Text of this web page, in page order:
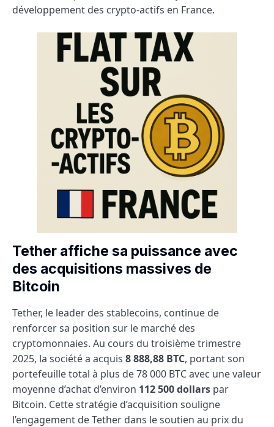
développement des crypto-actifs en France.
Tether affiche sa puissance avec
des acquisitions massives de
Bitcoin
Tether, le leader des stablecoins, continue de
renforcer sa position sur le marché des
cryptomonnaies. Au cours du troisième trimestre
2025, la société a acquis 8 888,88 BTC, portant son
portefeuille total à plus de 78 000 BTC avec une valeur
moyenne d’achat d’environ 112 500 dollars par
Bitcoin. Cette stratégie d’acquisition souligne
l’engagement de Tether dans le soutien au prix du